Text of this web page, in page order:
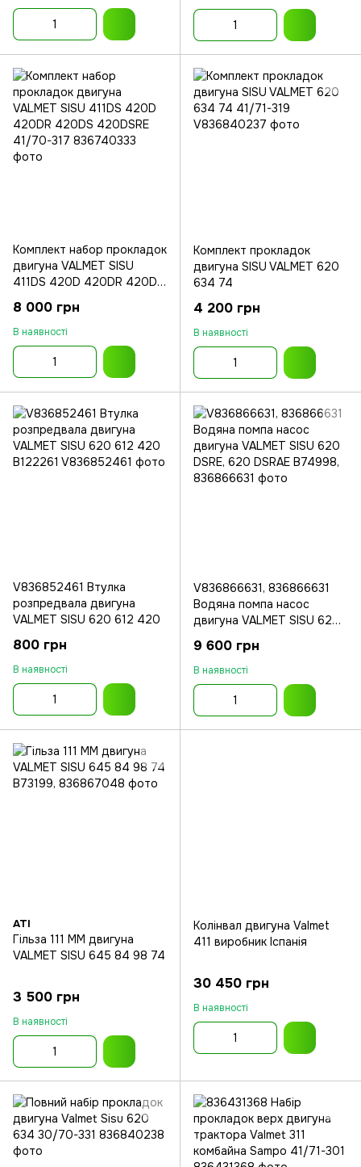
Комплект набор прокладок
двигуна VALMET SISU
411DS 420D 420DR 420DS
8 000 грн
В наявності
Комплект прокладок
двигуна SISU VALMET 620
634 74
4 200 грн
В наявності
V836852461 Втулка
розпредвала двигуна
VALMET SISU 620 612 420
800 грн
В наявності
V836866631, 836866631
Водяна помпа насос
двигуна VALMET SISU 620
9 600 грн
В наявності
ATI
Гільза 111 MM двигуна
VALMET SISU 645 84 98 74
3 500 грн
В наявності
Колінвал двигуна Valmet
411 виробник Іспанія
30 450 грн
В наявності